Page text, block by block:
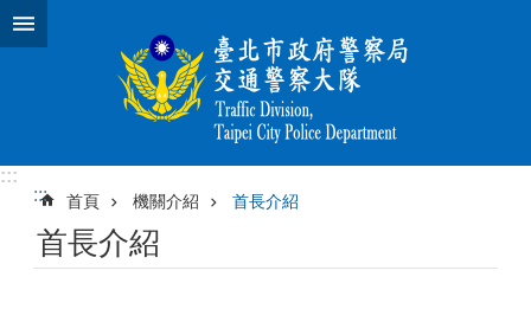
跳到主要內容區塊
:::
:::
首頁 機關介紹 首長介紹
首長介紹